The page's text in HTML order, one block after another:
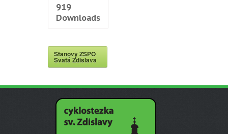
919
Downloads
Stanovy ZSPO
Svatá Zdislava